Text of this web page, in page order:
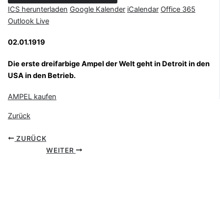
ICS herunterladen Google Kalender iCalendar Office 365
Outlook Live
02.01.1919
Die erste dreifarbige Ampel der Welt geht in Detroit in den
USA in den Betrieb.
AMPEL kaufen
Zurück
ZURÜCK
WEITER